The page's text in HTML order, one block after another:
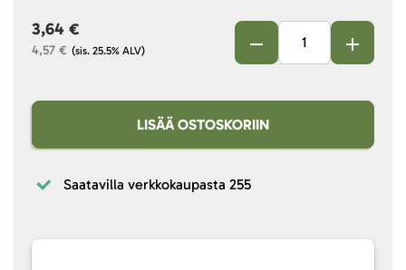
(sis. 25.5% ALV)
4,57 €
3,64 €
LISÄÄ OSTOSKORIIN
Saatavilla verkkokaupasta 255
gallery